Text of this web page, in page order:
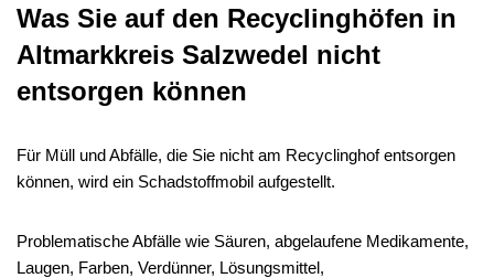
Was Sie auf den Recyclinghöfen in
Altmarkkreis Salzwedel nicht
entsorgen können
Für Müll und Abfälle, die Sie nicht am Recyclinghof entsorgen
können, wird ein Schadstoffmobil aufgestellt.
Problematische Abfälle wie Säuren, abgelaufene Medikamente,
Laugen, Farben, Verdünner, Lösungsmittel,